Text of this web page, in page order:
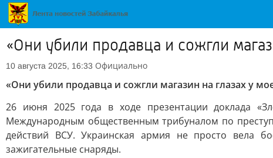
«Они убили продавца и сожгли
10 августа 2025, 16:33 Официально
«Они убили продавца и сожгли магазин на глазах у
26 июня 2025 года в ходе презентации доклада
Международным общественным трибуналом по
действий ВСУ. Украинская армия не просто вела
зажигательные снаряды.